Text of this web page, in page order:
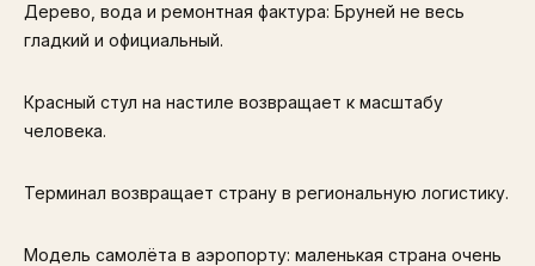
Дерево, вода и ремонтная фактура: Бруней не весь
гладкий и официальный.
Красный стул на настиле возвращает к масштабу
человека.
Терминал возвращает страну в региональную логистику.
Модель самолёта в аэропорту: маленькая страна очень